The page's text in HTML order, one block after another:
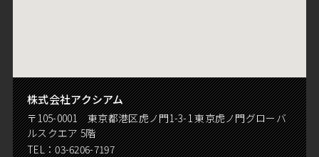
株式会社アクシアム
〒105-0001 東京都港区虎ノ門1-3-1 東京虎ノ門グローバ
ルスクエア 5階
TEL：03-6206-7197